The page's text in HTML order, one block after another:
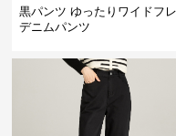
黒パンツ ゆったりワイドフ
デニムパンツ